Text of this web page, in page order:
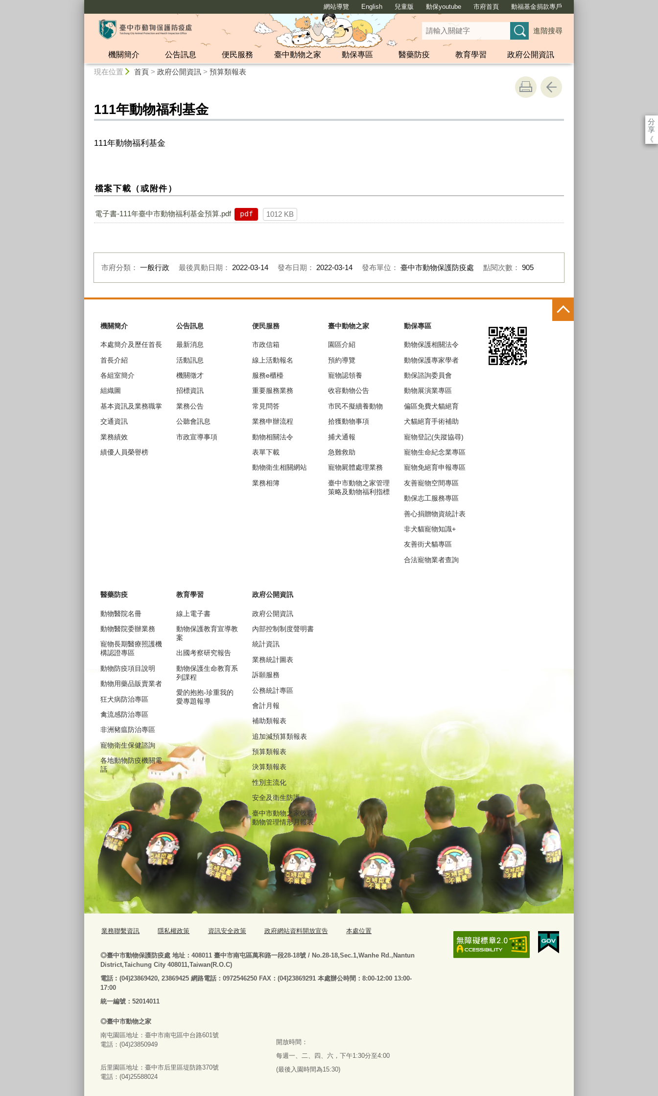
網站導覽 English 兒童版 動保youtube 市府首頁 動福基金捐款專戶
進階搜尋
機關簡介 公告訊息 便民服務 臺中動物之家 動保專區 醫藥防疫 教育學習
政府公開資訊
現在位置 首頁> 政府公開資訊> 預算類報表
分
享
《
111年動物福利基金
111年動物福利基金
檔案下載（或附件）
電子書-111年臺中市動物福利基金預算.pdf pdf 1012 KB
市府分類： 一般行政 最後異動日期： 2022-03-14 發布日期： 2022-03-14 發布單位： 臺中市動物保護防疫處 點閱次數： 905
機關簡介
本處簡介及歷任首長
首長介紹
各組室簡介
組織圖
基本資訊及業務職掌
交通資訊
業務績效
績優人員榮譽榜
公告訊息
最新消息
活動訊息
機關徵才
招標資訊
業務公告
公聽會訊息
市政宣導事項
便民服務
市政信箱
線上活動報名
服務e櫃檯
重要服務業務
常見問答
業務申辦流程
動物相關法令
表單下載
動物衛生相關網站
業務相簿
臺中動物之家
園區介紹
預約導覽
寵物認領養
收容動物公告
市民不擬續養動物
拾獲動物事項
捕犬通報
急難救助
寵物屍體處理業務
臺中市動物之家管理
策略及動物福利指標
動保專區
動物保護相關法令
動物保護專家學者
動保諮詢委員會
動物展演業專區
偏區免費犬貓絕育
犬貓絕育手術補助
寵物登記(失蹤協尋)
寵物生命紀念業專區
寵物免絕育申報專區
友善寵物空間專區
動保志工服務專區
善心捐贈物資統計表
非犬貓寵物知識+
友善街犬貓專區
合法寵物業者查詢
醫藥防疫
動物醫院名冊
動物醫院委辦業務
寵物長期醫療照護機
構認證專區
動物防疫項目說明
動物用藥品販賣業者
狂犬病防治專區
禽流感防治專區
非洲豬瘟防治專區
寵物衛生保健諮詢
各地動物防疫機關電
話
教育學習
線上電子書
動物保護教育宣導教
案
出國考察研究報告
動物保護生命教育系
列課程
愛的抱抱-珍重我的
愛專題報導
政府公開資訊
政府公開資訊
內部控制制度聲明書
統計資訊
業務統計圖表
訴願服務
公務統計專區
會計月報
補助類報表
追加減預算類報表
預算類報表
決算類報表
性別主流化
安全及衛生防護
臺中市動物之家收容
動物管理情形月報表
業務聯繫資訊 隱私權政策 資訊安全政策 政府網站資料開放宣告 本處位置
◎臺中市動物保護防疫處 地址：408011 臺中市南屯區萬和路一段28-18號 / No.28-18,Sec.1,Wanhe Rd.,Nantun
District,Taichung City 408011,Taiwan(R.O.C)
電話 ︰ (04)23869420, 23869425 網路電話：0972546250 FAX：(04)23869291 本處辦公時間：8:00-12:00 13:00-
17:00
統一編號：52014011
◎臺中市動物之家
南屯園區地址： 臺中市南屯區中台路601號
電話：(04)23850949
后里園區地址： 臺中市后里區堤防路370號
電話：(04)25588024
開放時間：
每週一、二、四、六，下午1:30分至4:00
(最後入園時間為15:30)